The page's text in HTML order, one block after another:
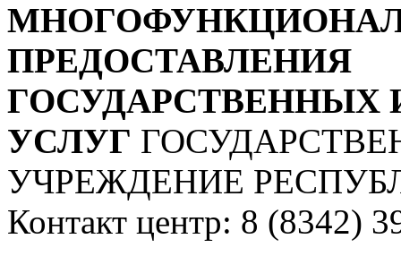
ПРЕДОСТАВЛЕНИЯ
УСЛУГ
УЧРЕЖДЕНИЕ
Контакт центр: 8 (8342)